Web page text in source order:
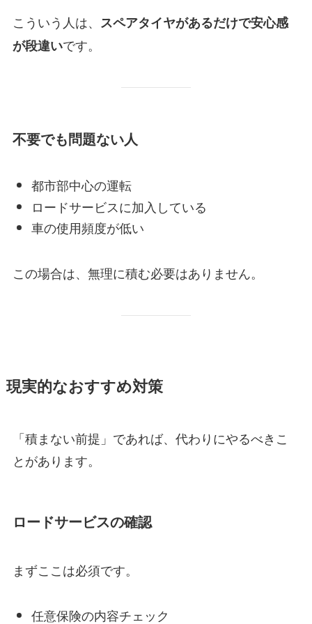
こういう人は、 スペアタイヤがあるだけで安心感
が段違いです。
不要でも問題ない人
都市部中心の運転
ロードサービスに加入している
車の使用頻度が低い
この場合は、無理に積む必要はありません。
現実的なおすすめ対策
「積まない前提」であれば、代わりにやるべきこ
とがあります。
ロードサービスの確認
まずここは必須です。
任意保険の内容チェック